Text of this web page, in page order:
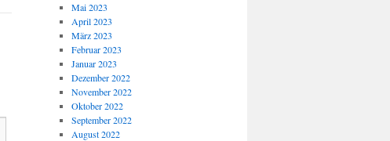
Mai 2023
April 2023
März 2023
Februar 2023
Januar 2023
Dezember 2022
November 2022
Oktober 2022
September 2022
August 2022